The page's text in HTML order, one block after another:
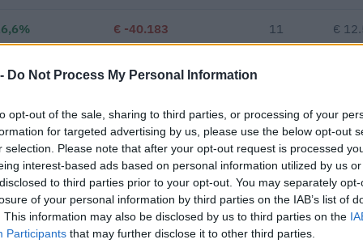
Do Not Process My Personal Information
opt-out of the sale, sharing to third parties, or processing of your
for targeted advertising by us, please use the below opt-out
selection. Please note that after your opt-out request is processed
interest-based ads based on personal information utilized by us
to third parties prior to your opt-out. You may separately
of your personal information by third parties on the IAB’s list of
This information may also be disclosed by us to third parties on the
Participants that may further disclose it to other third parties.
€ -40.183 11 €
2021 € 33.748
€ 133.443
Fatturato per dipendente